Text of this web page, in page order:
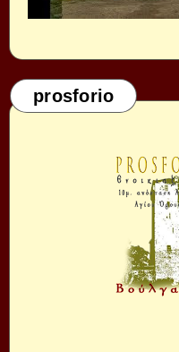
prosforio